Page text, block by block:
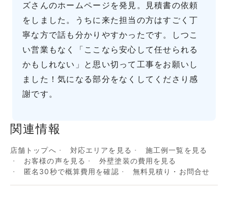
ズさんのホームページを発見。見積書の依頼
をしました。うちに来た担当の方はすごく丁
寧な方で話も分かりやすかったです。しつこ
い営業もなく「ここなら安心して任せられる
かもしれない」と思い切って工事をお願いし
ました！気になる部分をなくしてくださり感
謝です。
関連情報
店舗トップへ 対応エリアを見る
施工例一覧を見る
お客様の声を見る
外壁塗装の費用を見る
匿名30秒で概算費用を確認
無料見積り・お問合せ